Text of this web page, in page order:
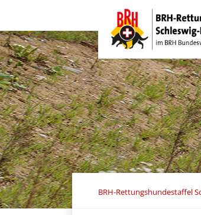
Navigation
überspringen
BRH-Rettungshundestaffel